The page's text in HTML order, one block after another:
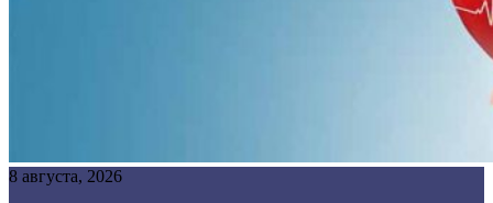
8 августа, 2026